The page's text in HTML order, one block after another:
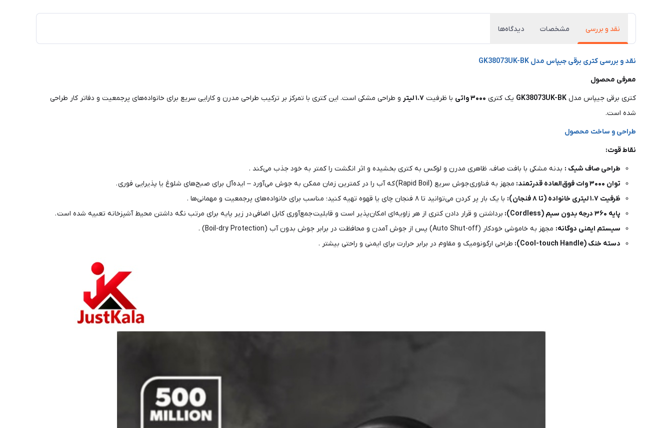
نقد و بررسی مشخصات دیدگاه‌ها
نقد و بررسی کتری برقی جیپاس مدل GK38073UK-BK
معرفی محصول
کتری برقی جیپاس مدل GK38073UK-BK یک کتری ۳۰۰۰ واتی با ظرفیت ۱.۷ لیتر
و طراحی مشکی است. این کتری با تمرکز بر ترکیب طراحی مدرن و کارایی سریع برای خانواده‌های پرجمعیت و دفاتر کار طراحی
شده است.
طراحی و ساخت محصول
نقاط قوت:
طراحی صاف شیک : بدنه مشکی با بافت صاف، ظاهری مدرن و لوکس به کتری بخشیده و اثر انگشت را کمتر به خود جذب می‌کند .
توان ۳۰۰۰ وات فوق‌العاده قدرتمند:
مجهز به فناوری جوش سریع (Rapid Boil) که آب را در کمترین زمان ممکن به جوش می‌آورد – ایده‌آل برای صبح‌های شلوغ یا پذیرایی فوری .
ظرفیت ۱.۷ لیتری خانواده (تا ۸ فنجان):
با یک بار پر کردن می‌توانید تا ۸ فنجان چای یا قهوه تهیه کنید؛ مناسب برای خانواده‌های پرجمعیت و مهمانی‌ها .
پایه ۳۶۰ درجه بدون سیم (Cordless):
برداشتن و قرار دادن کتری از هر زاویه‌ای امکان‌پذیر است و قابلیت جمع‌آوری کابل اضافی در زیر پایه برای مرتب نگه داشتن محیط آشپزخانه تعبیه شده است .
سیستم ایمنی دوگانه: مجهز به خاموشی خودکار (Auto Shut-off) پس از جوش آمدن و محافظت در برابر جوش بدون آب (Boil-dry Protection) .
دسته خنک (Cool-touch Handle):
طراحی ارگونومیک و مقاوم در برابر حرارت برای ایمنی و راحتی بیشتر .